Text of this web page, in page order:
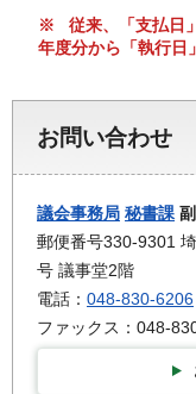
※ 従来、「支払日
年度分から「執行日
お問い合わせ
議会事務局 秘書課
郵便番号330-9301
号 議事堂2階
電話： 048-830-6206
ファックス：048-